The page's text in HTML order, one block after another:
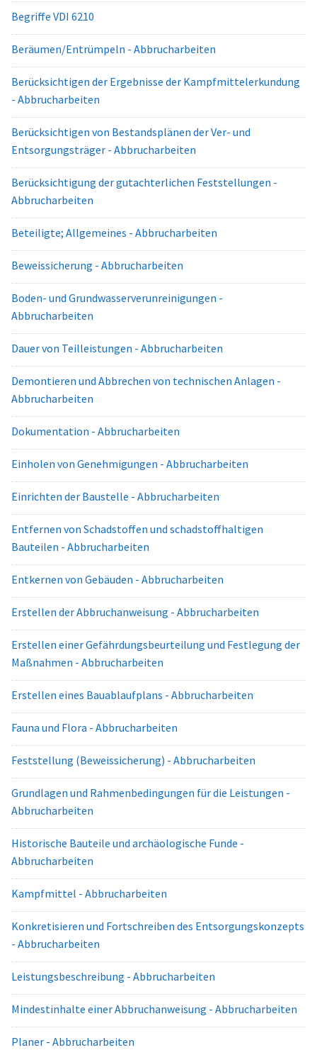
Begriffe VDI 6210
Beräumen/Entrümpeln - Abbrucharbeiten
Berücksichtigen der Ergebnisse der Kampfmittelerkundung
- Abbrucharbeiten
Berücksichtigen von Bestandsplänen der Ver- und
Entsorgungsträger - Abbrucharbeiten
Berücksichtigung der gutachterlichen Feststellungen -
Abbrucharbeiten
Beteiligte; Allgemeines - Abbrucharbeiten
Beweissicherung - Abbrucharbeiten
Boden- und Grundwasserverunreinigungen -
Abbrucharbeiten
Dauer von Teilleistungen - Abbrucharbeiten
Demontieren und Abbrechen von technischen Anlagen -
Abbrucharbeiten
Dokumentation - Abbrucharbeiten
Einholen von Genehmigungen - Abbrucharbeiten
Einrichten der Baustelle - Abbrucharbeiten
Entfernen von Schadstoffen und schadstoffhaltigen
Bauteilen - Abbrucharbeiten
Entkernen von Gebäuden - Abbrucharbeiten
Erstellen der Abbruchanweisung - Abbrucharbeiten
Erstellen einer Gefährdungsbeurteilung und Festlegung der
Maßnahmen - Abbrucharbeiten
Erstellen eines Bauablaufplans - Abbrucharbeiten
Fauna und Flora - Abbrucharbeiten
Feststellung (Beweissicherung) - Abbrucharbeiten
Grundlagen und Rahmenbedingungen für die Leistungen -
Abbrucharbeiten
Historische Bauteile und archäologische Funde -
Abbrucharbeiten
Kampfmittel - Abbrucharbeiten
Konkretisieren und Fortschreiben des Entsorgungskonzepts
- Abbrucharbeiten
Leistungsbeschreibung - Abbrucharbeiten
Mindestinhalte einer Abbruchanweisung - Abbrucharbeiten
Planer - Abbrucharbeiten